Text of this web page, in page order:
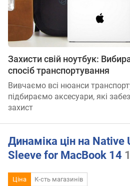
Захисти свій ноутбук:
спосіб транспортування
Вивчаємо всі нюанси
підбираємо аксесуари, які
захист
Динаміка цін на Native
Sleeve for MacBook 14
Ціна К-сть магазинів